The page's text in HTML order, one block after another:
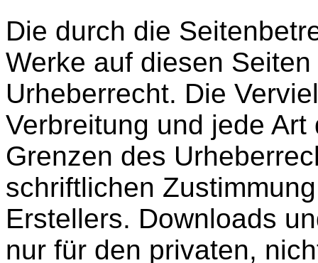
Die durch die
Werke auf diesen
Urheberrecht. Die
Verbreitung und jede
Grenzen des
schriftlichen
Erstellers. Downloads
nur für den privaten,